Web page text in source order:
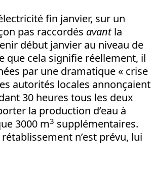
fin janvier, sur un
pas raccordés avantla
début janvier au niveau de
que cela signifie réellement, il
par une dramatique « crise
autorités locales annonçaient
30 heures tous les deux
la production d’eau à
3000 m3 supplémentaires.
n’est prévu, lui